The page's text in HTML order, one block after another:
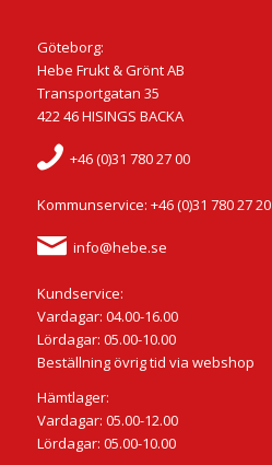
Göteborg:
Hebe Frukt & Grönt AB
Transportgatan 35
422 46 HISINGS BACKA
+46 (0)31 780 27 00
Kommunservice: +46 (0)31 780 27 20
info@hebe.se
Kundservice:
Vardagar: 04.00-16.00
Lördagar: 05.00-10.00
Beställning övrig tid via webshop
Hämtlager:
Vardagar: 05.00-12.00
Lördagar: 05.00-10.00